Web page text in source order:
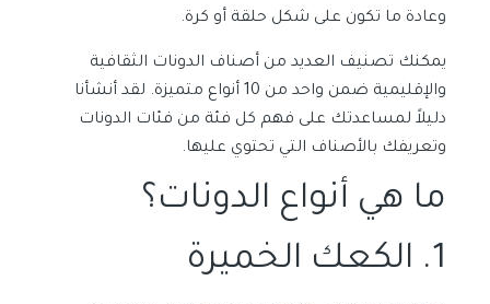
وعادة ما تكون على شكل حلقة أو كرة.
يمكنك تصنيف العديد من أصناف الدونات الثقافية
والإقليمية ضمن واحد من 10 أنواع متميزة. لقد أنشأنا
دليلاً لمساعدتك على فهم كل فئة من فئات الدونات
وتعريفك بالأصناف التي تحتوي عليها.
ما هي أنواع الدونات؟
1. الكعك الخميرة